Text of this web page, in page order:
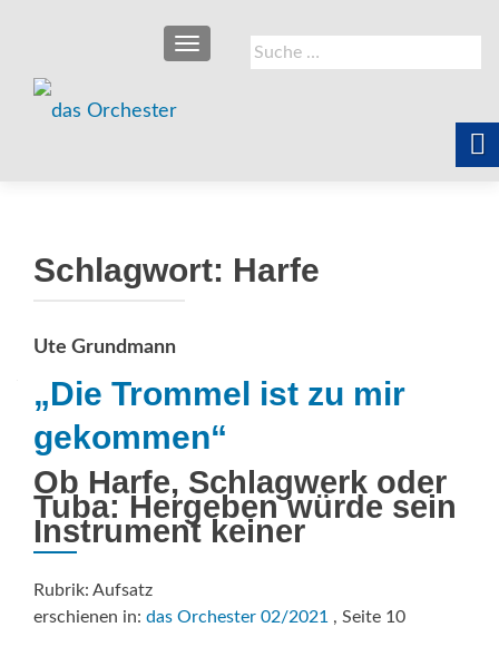
Suche
nach:
SCHALTE NAVIGATION
Schlagwort: Harfe
Ute Grundmann
„Die Trommel ist zu mir
gekommen“
Ob Harfe, Schlagwerk oder
Tuba: Hergeben würde sein
Instrument keiner
Rubrik: Aufsatz
erschienen in: das Orchester 02/2021 , Seite 10